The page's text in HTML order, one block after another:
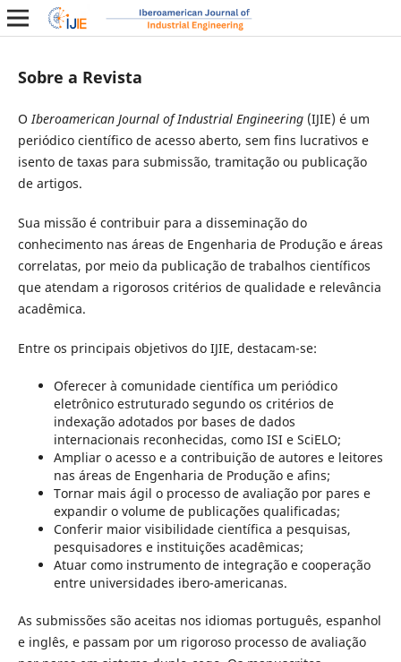
Sobre a Revista
OIberoamerican Journal of Industrial Engineering(IJIE) é um
periódico científico de acesso aberto, sem fins lucrativos e
isento de taxas para submissão, tramitação ou publicação
de artigos.
Sua missão é contribuir para a disseminação do
conhecimento nas áreas de Engenharia de Produção e áreas
correlatas, por meio da publicação de trabalhos científicos
que atendam a rigorosos critérios de qualidade e relevância
acadêmica.
Entre os principais objetivos do IJIE, destacam-se:
Oferecer à comunidade científica um periódico
eletrônico estruturado segundo os critérios de
indexação adotados por bases de dados
internacionais reconhecidas, como ISI e SciELO;
Ampliar o acesso e a contribuição de autores e leitores
nas áreas de Engenharia de Produção e afins;
Tornar mais ágil o processo de avaliação por pares e
expandir o volume de publicações qualificadas;
Conferir maior visibilidade científica a pesquisas,
pesquisadores e instituições acadêmicas;
Atuar como instrumento de integração e cooperação
entre universidades ibero-americanas.
As submissões são aceitas nos idiomas português, espanhol
e inglês, e passam por um rigoroso processo de avaliação